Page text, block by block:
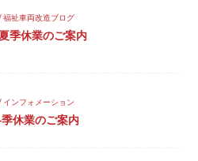
祉車両改造ブログ
季休業のご案内
ンフォメーション
休業のご案内